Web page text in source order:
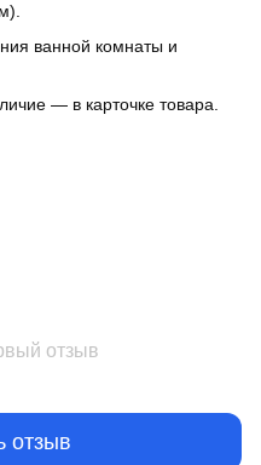
ванной комнаты и
— в карточке товара.
отзыв
отзыв